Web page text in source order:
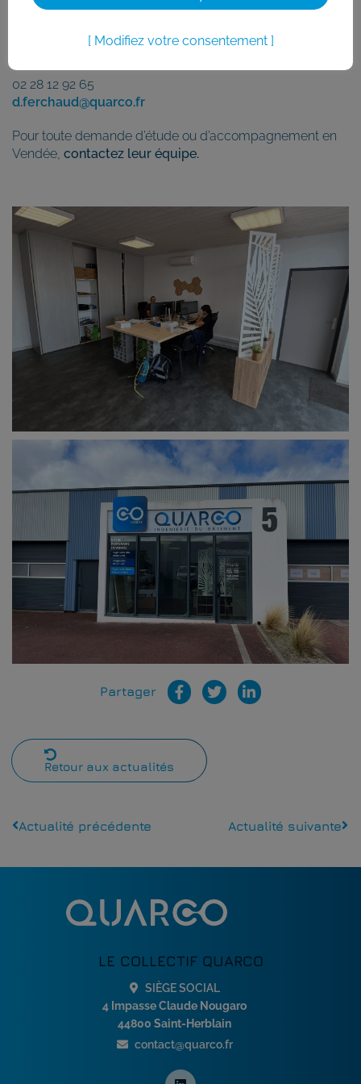
QUARCO Ingénierie Vendée
50 rue des Couvreurs, local n°5
85800 Saint-Gilles-Croix-de-Vie
02 28 12 92 65
d.ferchaud@quarco.fr
Pour toute demande d’étude ou d’accompagnement en
Vendée, contactez leur équipe.
Partager
Retour aux actualités
Actualité précédente Actualité suivante
LE COLLECTIF QUARCO
SIÈGE SOCIAL
4 Impasse Claude Nougaro
44800 Saint-Herblain
contact@quarco.fr
Modifiez votre consentement